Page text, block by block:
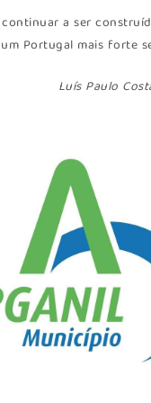
a ser
Portugal mais forte
Luís Paulo